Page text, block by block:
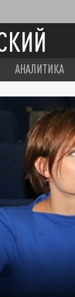
АНАЛИТИКА